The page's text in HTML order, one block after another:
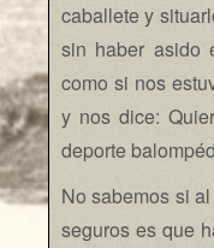
caballete y
sin haber asido
como si nos
y nos dice:
deporte
No sabemos si
seguros es que